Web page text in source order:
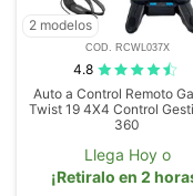
2 modelos
COD. RCWL037X
4.8
Auto a Control Remoto
Twist 19 4X4 Control
360
Llega Hoy o
¡Retiralo en 2